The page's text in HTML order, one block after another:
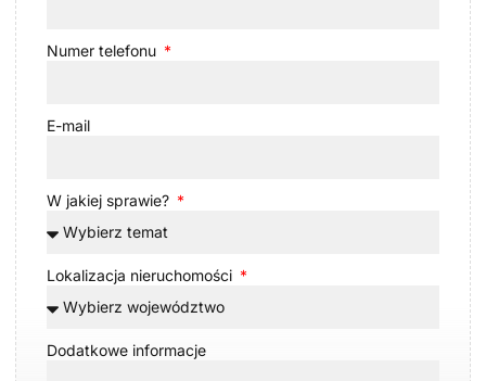
Numer telefonu
E-mail
W jakiej sprawie?
Lokalizacja nieruchomości
Dodatkowe informacje